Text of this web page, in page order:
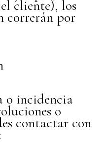
cliente), los
correrán por
o incidencia
o
contactar con